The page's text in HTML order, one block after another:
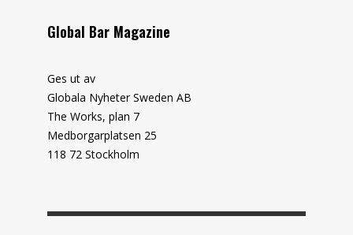
Global Bar Magazine
Ges ut av
Globala Nyheter Sweden AB
The Works, plan 7
Medborgarplatsen 25
118 72 Stockholm